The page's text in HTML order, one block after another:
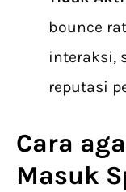
bounce
interaksi,
reputasi
Cara
Masuk